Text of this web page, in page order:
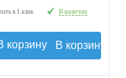
в 1 клик В наличии
В корзину